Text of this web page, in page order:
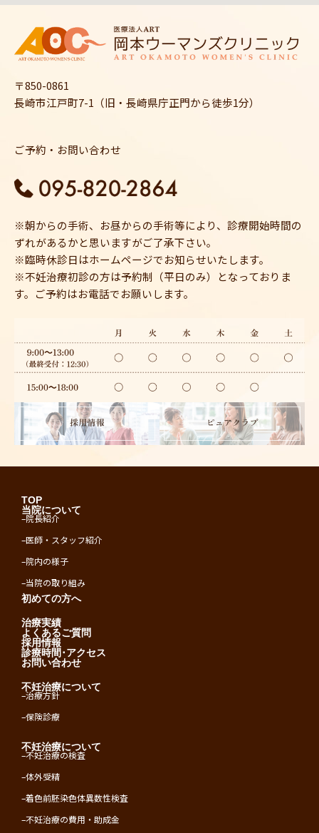
〒850-0861
長崎市江戸町7-1（旧・長崎県庁正門から徒歩1分）
ご予約・お問い合わせ
※朝からの手術、お昼からの手術等により、診療開始時間の
ずれがあるかと思いますがご了承下さい。
※臨時休診日はホームページでお知らせいたします。
※不妊治療初診の方は予約制（平日のみ）となっておりま
す。ご予約はお電話でお願いします。
TOP
当院について
–院長紹介
–医師・スタッフ紹介
–院内の様子
–当院の取り組み
初めての方へ
治療実績
よくあるご質問
採用情報
診療時間･アクセス
お問い合わせ
不妊治療について
–治療方針
–保険診療
不妊治療について
–不妊治療の検査
–体外受精
–着色前胚染色体異数性検査
–不妊治療の費用・助成金